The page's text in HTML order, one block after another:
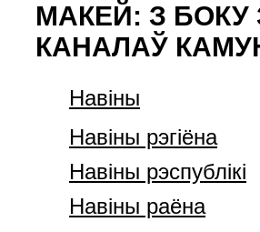
МАКЕЙ: З
КАНАЛАЎ
Навiны
Навiны рэгiёна
Навiны рэспублiкi
Навіны раёна